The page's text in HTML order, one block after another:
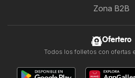
Zona B2B
Ofertero
Todos los folletos con ofertas